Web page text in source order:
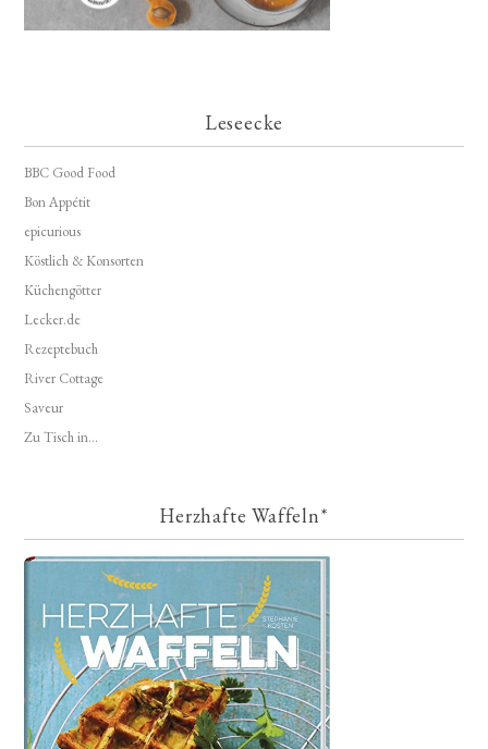
Leseecke
BBC Good Food
Bon Appétit
epicurious
Köstlich & Konsorten
Küchengötter
Lecker.de
Rezeptebuch
River Cottage
Saveur
Zu Tisch in...
Herzhafte Waffeln*